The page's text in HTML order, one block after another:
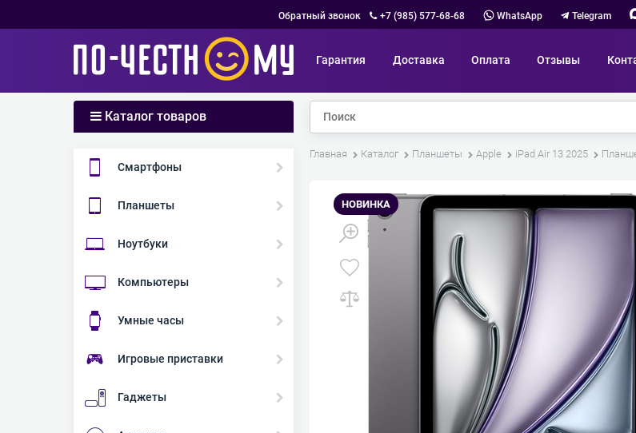
Обратный звонок +7 (985) 577-68-68 WhatsApp Telegram
Гарантия Доставка Оплата Отзывы
Каталог товаров
Смартфоны
Планшеты
Ноутбуки
Компьютеры
Умные часы
Игровые приставки
Гаджеты
Главная Каталог Планшеты Apple iPad Air 13 2025
НОВИНКА